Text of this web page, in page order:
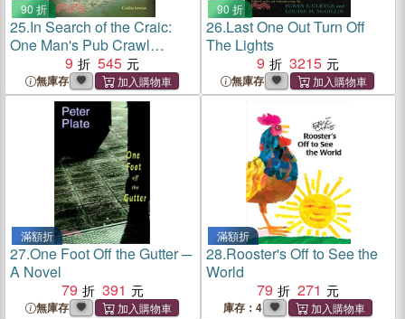
90 折
25.In Search of the Craic:
One Man's Pub Crawl
Through Irish Music
9 545
無庫存
90 折
26.Last One Out Turn Off
The Lights
9
3215
無庫存
滿額折
27.One Foot Off the Gutter ─
A Novel
79
391
無庫存
滿額折
28.Rooster's Off to See the
World
79
271
庫存：4